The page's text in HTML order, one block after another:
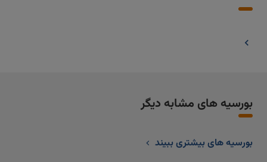
بورسیه های مشابه دیگر
بورسیه های بیشتری ببیند